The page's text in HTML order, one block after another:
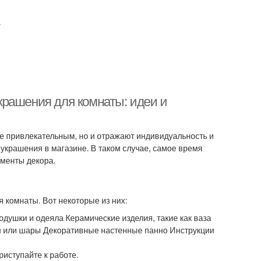
для комнаты: идеи и
но и отражают индивидуальность и
в магазине. В таком случае, самое время
декора.
Вот некоторые из них:
и одеяла Керамические изделия, такие как ваза
или шары Декоративные настенные панно Инструкции
к работе.